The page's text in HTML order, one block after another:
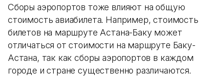
Сборы аэропортов тоже влияют на общую
стоимость авиабилета. Например, стоимость
билетов на маршруте Астана-Баку может
отличаться от стоимости на маршруте Баку-
Астана, так как сборы аэропортов в каждом
городе и стране существенно различаются.